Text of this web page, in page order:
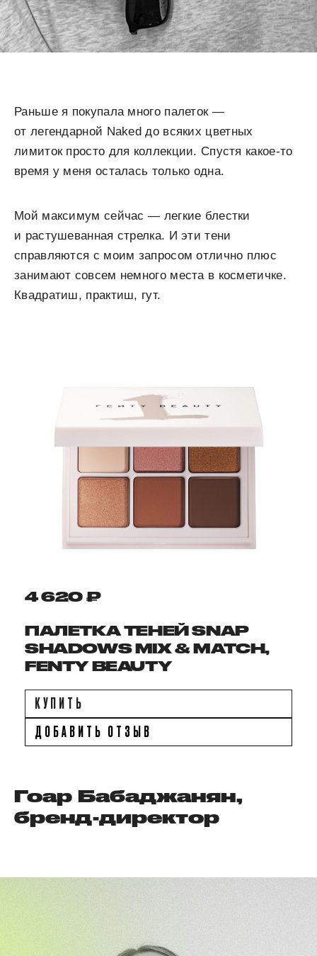
Раньше я покупала много палеток —
от легендарной Naked до всяких цветных
лимиток просто для коллекции. Спустя какое-то
время у меня осталась только одна.
Мой максимум сейчас — легкие блестки
и растушеванная стрелка. И эти тени
справляются с моим запросом отлично плюс
занимают совсем немного места в косметичке.
Квадратиш, практиш, гут.
4 620 ₽
ПАЛЕТКА ТЕНЕЙ SNAP
SHADOWS MIX & MATCH,
FENTY BEAUTY
КУПИТЬ
ДОБАВИТЬ ОТЗЫВ
Гоар Бабаджанян,
бренд-директор